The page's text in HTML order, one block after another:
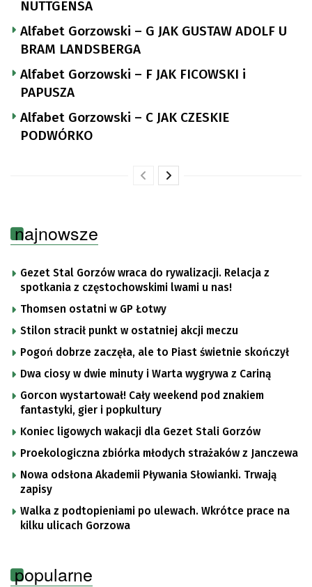
NUTTGENSA
Alfabet Gorzowski – G JAK GUSTAW ADOLF U
BRAM LANDSBERGA
Alfabet Gorzowski – F JAK FICOWSKI i
PAPUSZA
Alfabet Gorzowski – C JAK CZESKIE
PODWÓRKO
najnowsze
Gezet Stal Gorzów wraca do rywalizacji. Relacja z
spotkania z częstochowskimi lwami u nas!
Thomsen ostatni w GP Łotwy
Stilon stracił punkt w ostatniej akcji meczu
Pogoń dobrze zaczęła, ale to Piast świetnie skończył
Dwa ciosy w dwie minuty i Warta wygrywa z Cariną
Gorcon wystartował! Cały weekend pod znakiem
fantastyki, gier i popkultury
Koniec ligowych wakacji dla Gezet Stali Gorzów
Proekologiczna zbiórka młodych strażaków z Janczewa
Nowa odsłona Akademii Pływania Słowianki. Trwają
zapisy
Walka z podtopieniami po ulewach. Wkrótce prace na
kilku ulicach Gorzowa
popularne